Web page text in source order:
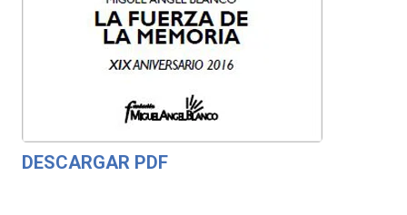
DESCARGAR PDF